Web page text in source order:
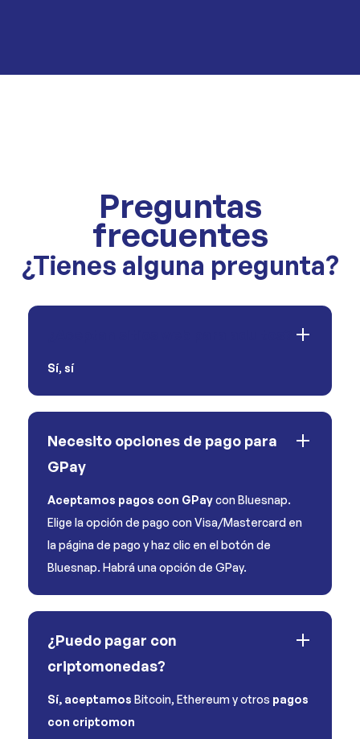
Preguntas
frecuentes
¿Tienes alguna pregunta?
Sí, sí
Necesito opciones de pago para
GPay
Aceptamos pagos con GPaycon Bluesnap.
Elige la opción de pago con Visa/Mastercard en
la página de pago y haz clic en el botón de
Bluesnap. Habrá una opción de GPay.
¿Puedo pagar con
criptomonedas?
Sí, aceptamos Bitcoin, Ethereum y otros pagos
con criptomon